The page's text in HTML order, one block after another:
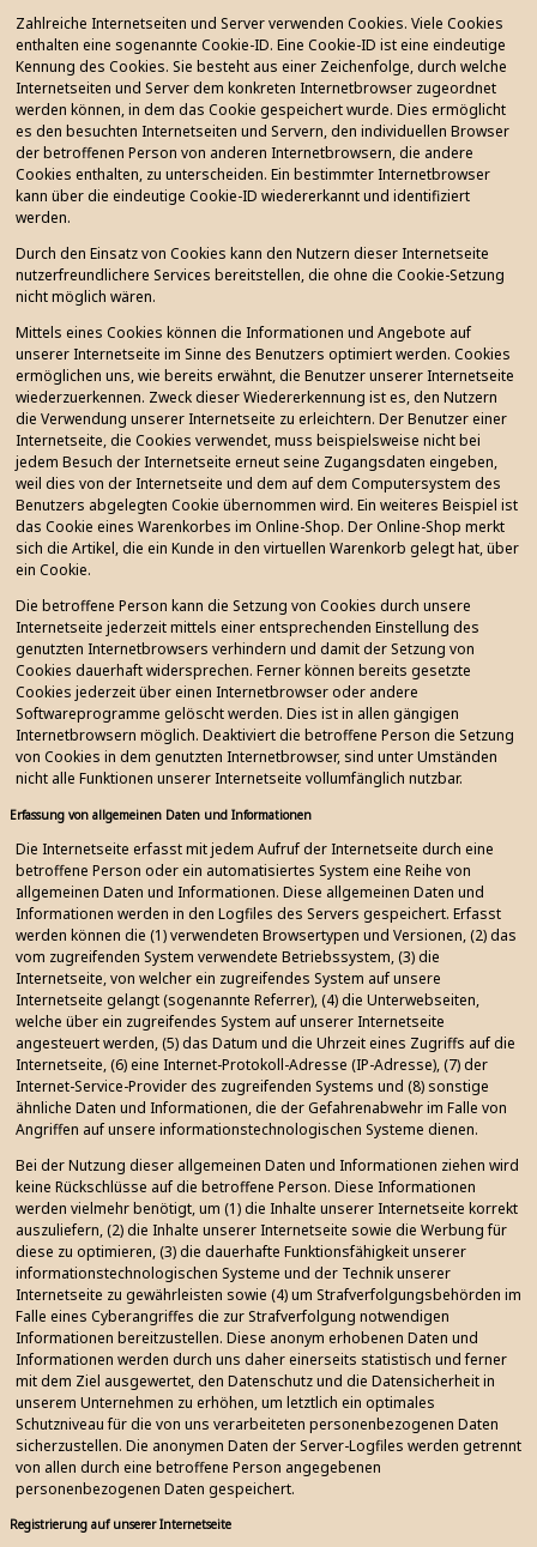
Zahlreiche Internetseiten und Server verwenden Cookies. Viele Cookies
enthalten eine sogenannte Cookie-ID. Eine Cookie-ID ist eine eindeutige
Kennung des Cookies. Sie besteht aus einer Zeichenfolge, durch welche
Internetseiten und Server dem konkreten Internetbrowser zugeordnet
werden können, in dem das Cookie gespeichert wurde. Dies ermöglicht
es den besuchten Internetseiten und Servern, den individuellen Browser
der betroffenen Person von anderen Internetbrowsern, die andere
Cookies enthalten, zu unterscheiden. Ein bestimmter Internetbrowser
kann über die eindeutige Cookie-ID wiedererkannt und identifiziert
werden.
Durch den Einsatz von Cookies kann den Nutzern dieser Internetseite
nutzerfreundlichere Services bereitstellen, die ohne die Cookie-Setzung
nicht möglich wären.
Mittels eines Cookies können die Informationen und Angebote auf
unserer Internetseite im Sinne des Benutzers optimiert werden. Cookies
ermöglichen uns, wie bereits erwähnt, die Benutzer unserer Internetseite
wiederzuerkennen. Zweck dieser Wiedererkennung ist es, den Nutzern
die Verwendung unserer Internetseite zu erleichtern. Der Benutzer einer
Internetseite, die Cookies verwendet, muss beispielsweise nicht bei
jedem Besuch der Internetseite erneut seine Zugangsdaten eingeben,
weil dies von der Internetseite und dem auf dem Computersystem des
Benutzers abgelegten Cookie übernommen wird. Ein weiteres Beispiel ist
das Cookie eines Warenkorbes im Online-Shop. Der Online-Shop merkt
sich die Artikel, die ein Kunde in den virtuellen Warenkorb gelegt hat, über
ein Cookie.
Die betroffene Person kann die Setzung von Cookies durch unsere
Internetseite jederzeit mittels einer entsprechenden Einstellung des
genutzten Internetbrowsers verhindern und damit der Setzung von
Cookies dauerhaft widersprechen. Ferner können bereits gesetzte
Cookies jederzeit über einen Internetbrowser oder andere
Softwareprogramme gelöscht werden. Dies ist in allen gängigen
Internetbrowsern möglich. Deaktiviert die betroffene Person die Setzung
von Cookies in dem genutzten Internetbrowser, sind unter Umständen
nicht alle Funktionen unserer Internetseite vollumfänglich nutzbar.
Erfassung von allgemeinen Daten und Informationen
Die Internetseite erfasst mit jedem Aufruf der Internetseite durch eine
betroffene Person oder ein automatisiertes System eine Reihe von
allgemeinen Daten und Informationen. Diese allgemeinen Daten und
Informationen werden in den Logfiles des Servers gespeichert. Erfasst
werden können die (1) verwendeten Browsertypen und Versionen, (2) das
vom zugreifenden System verwendete Betriebssystem, (3) die
Internetseite, von welcher ein zugreifendes System auf unsere
Internetseite gelangt (sogenannte Referrer), (4) die Unterwebseiten,
welche über ein zugreifendes System auf unserer Internetseite
angesteuert werden, (5) das Datum und die Uhrzeit eines Zugriffs auf die
Internetseite, (6) eine Internet-Protokoll-Adresse (IP-Adresse), (7) der
Internet-Service-Provider des zugreifenden Systems und (8) sonstige
ähnliche Daten und Informationen, die der Gefahrenabwehr im Falle von
Angriffen auf unsere informationstechnologischen Systeme dienen.
Bei der Nutzung dieser allgemeinen Daten und Informationen ziehen wird
keine Rückschlüsse auf die betroffene Person. Diese Informationen
werden vielmehr benötigt, um (1) die Inhalte unserer Internetseite korrekt
auszuliefern, (2) die Inhalte unserer Internetseite sowie die Werbung für
diese zu optimieren, (3) die dauerhafte Funktionsfähigkeit unserer
informationstechnologischen Systeme und der Technik unserer
Internetseite zu gewährleisten sowie (4) um Strafverfolgungsbehörden im
Falle eines Cyberangriffes die zur Strafverfolgung notwendigen
Informationen bereitzustellen. Diese anonym erhobenen Daten und
Informationen werden durch uns daher einerseits statistisch und ferner
mit dem Ziel ausgewertet, den Datenschutz und die Datensicherheit in
unserem Unternehmen zu erhöhen, um letztlich ein optimales
Schutzniveau für die von uns verarbeiteten personenbezogenen Daten
sicherzustellen. Die anonymen Daten der Server-Logfiles werden getrennt
von allen durch eine betroffene Person angegebenen
personenbezogenen Daten gespeichert.
Registrierung auf unserer Internetseite